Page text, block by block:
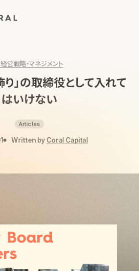
へ戻る
営戦略・マネジメント
り」の取締役として入れて
はいけない
Articles
Written by Coral Capital